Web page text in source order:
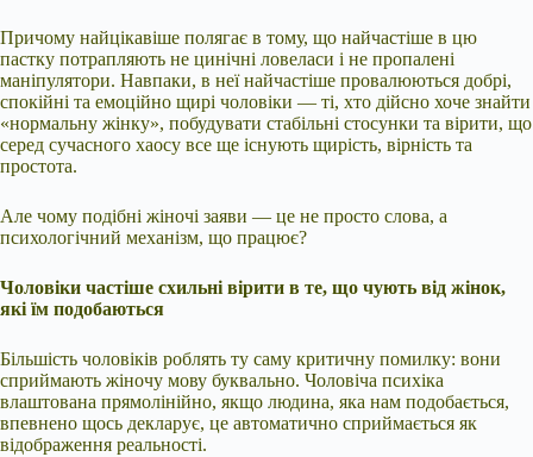
Причому найцікавіше полягає в тому, що найчастіше в цю
пастку потрапляють не цинічні ловеласи і не пропалені
маніпулятори. Навпаки, в неї найчастіше провалюються добрі,
спокійні та емоційно щирі чоловіки — ті, хто дійсно хоче знайти
«нормальну жінку», побудувати стабільні стосунки та вірити, що
серед сучасного хаосу все ще існують щирість, вірність та
простота.
Але чому подібні жіночі заяви — це не просто слова, а
психологічний механізм, що працює?
Чоловіки частіше схильні вірити в те, що чують від жінок,
які їм подобаються
Більшість чоловіків роблять ту саму критичну помилку: вони
сприймають жіночу мову буквально. Чоловіча психіка
влаштована прямолінійно, якщо людина, яка нам подобається,
впевнено щось декларує, це автоматично сприймається як
відображення реальності.